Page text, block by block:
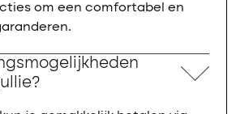
om een comfortabel en